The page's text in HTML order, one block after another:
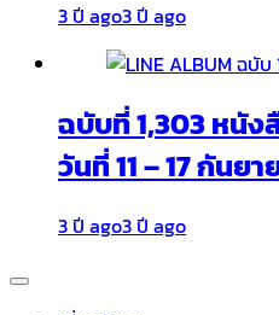
3 ปี ago3 ปี ago
ฉบับที่ 1,303 หนั
วันที่ 11 – 17 กันย
3 ปี ago3 ปี ago